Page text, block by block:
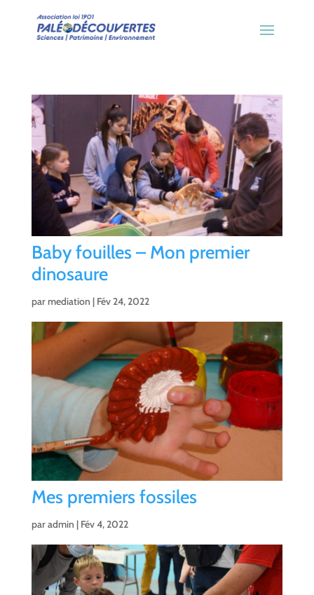
Baby fouilles – Mon premier
dinosaure
parmediation | Fév 24, 2022
Mes premiers fossiles
paradmin | Fév 4, 2022